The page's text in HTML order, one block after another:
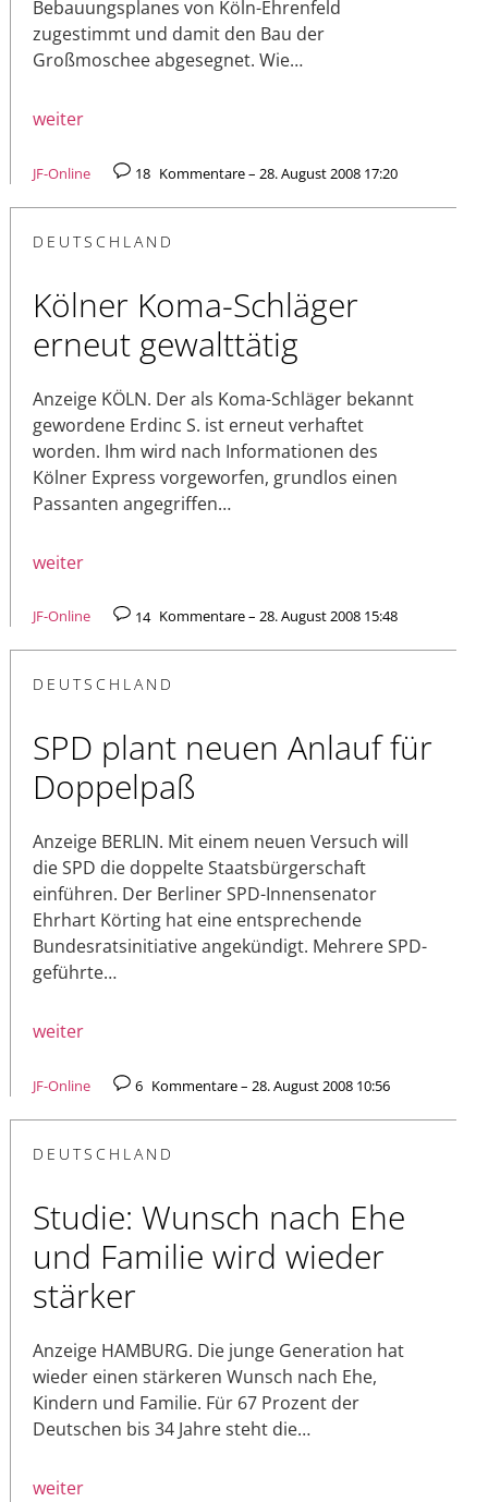
Bebauungsplanes von Köln-Ehrenfeld
zugestimmt und damit den Bau der
Großmoschee abgesegnet. Wie…
weiter
JF-Online 18 Kommentare – 28. August 2008 17:20
DEUTSCHLAND
Kölner Koma-Schläger
erneut gewalttätig
Anzeige KÖLN. Der als Koma-Schläger bekannt
gewordene Erdinc S. ist erneut verhaftet
worden. Ihm wird nach Informationen des
Kölner Express vorgeworfen, grundlos einen
Passanten angegriffen…
weiter
JF-Online 14 Kommentare – 28. August 2008 15:48
DEUTSCHLAND
SPD plant neuen Anlauf für
Doppelpaß
Anzeige BERLIN. Mit einem neuen Versuch will
die SPD die doppelte Staatsbürgerschaft
einführen. Der Berliner SPD-Innensenator
Ehrhart Körting hat eine entsprechende
Bundesratsinitiative angekündigt. Mehrere SPD-
geführte…
weiter
JF-Online 6 Kommentare – 28. August 2008 10:56
DEUTSCHLAND
Studie: Wunsch nach Ehe
und Familie wird wieder
stärker
Anzeige HAMBURG. Die junge Generation hat
wieder einen stärkeren Wunsch nach Ehe,
Kindern und Familie. Für 67 Prozent der
Deutschen bis 34 Jahre steht die…
weiter